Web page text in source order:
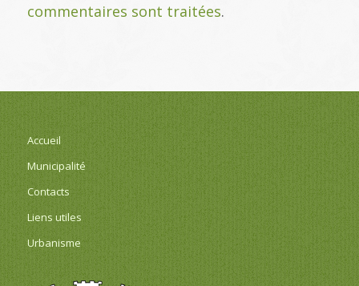
commentaires sont traitées.
Accueil
Municipalité
Contacts
Liens utiles
Urbanisme